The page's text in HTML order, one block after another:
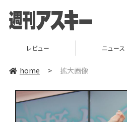
レビュー ニュース
home > 拡大画像